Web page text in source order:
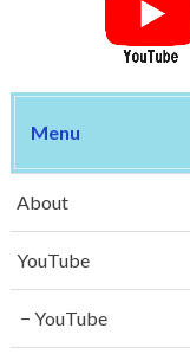
Menu
About
YouTube
YouTube